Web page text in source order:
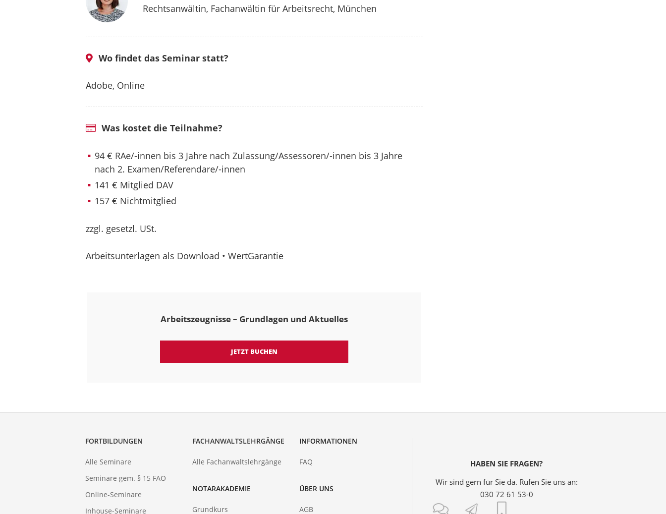
Rechtsanwältin, Fachanwältin für Arbeitsrecht, München
Wo findet das Seminar statt?
Adobe, Online
Was kostet die Teilnahme?
94 € RAe/-innen bis 3 Jahre nach Zulassung/Assessoren/-innen bis 3 Jahre
nach 2. Examen/Referendare/-innen
141 € Mitglied DAV
157 € Nichtmitglied
zzgl. gesetzl. USt.
Arbeitsunterlagen als Download • WertGarantie
Arbeitszeugnisse – Grundlagen und Aktuelles
JETZT BUCHEN
FORTBILDUNGEN
Alle Seminare
Seminare gem. § 15 FAO
Online-Seminare
Inhouse-Seminare
FACHANWALTSLEHRGÄNGE
Alle Fachanwaltslehrgänge
NOTARAKADEMIE
Grundkurs
INFORMATIONEN
FAQ
ÜBER UNS
AGB
HABEN SIE FRAGEN?
Wir sind gern für Sie da. Rufen Sie uns an:
030 72 61 53-0